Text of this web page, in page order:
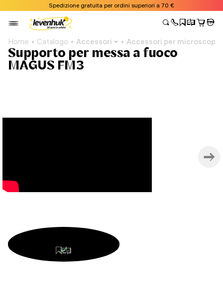
Spedizione gratuita per ordini superiori a 70 €
Home Catalogo Accessori Accessori per microscopi
Supporto per messa a fuoco
MAGUS FM3